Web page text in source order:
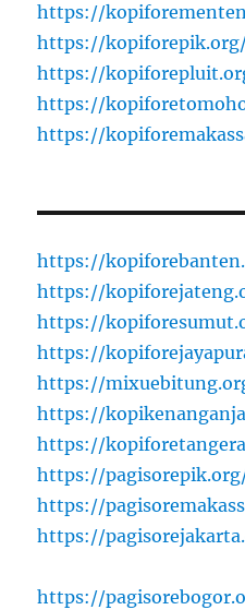
https://
https://
https://
https://
https://
https://
https://
https://
https://
https://
https://
https://
https://
https://
https://
https://